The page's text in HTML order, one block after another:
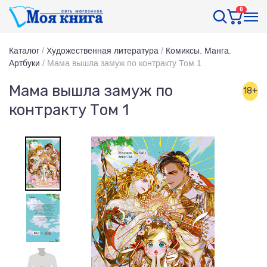
0
Каталог / Художественная литература / Комиксы. Манга.
Артбуки / Мама вышла замуж по контракту Том 1
Мама вышла замуж по
контракту Том 1
18+